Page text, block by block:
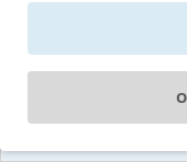
© 2008 - 2026